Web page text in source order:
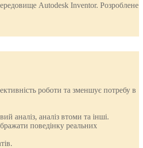
Autodesk Inventor. Розроблене
роботи та зменшує потребу в
аналіз, аналіз втоми та інші.
поведінку реальних